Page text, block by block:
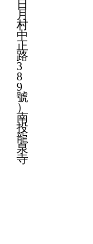
日
月
村
中
正
路
3
8
9
號
）
南
投
龍
泉
寺